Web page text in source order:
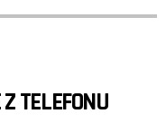
TELEFONU